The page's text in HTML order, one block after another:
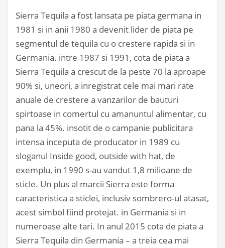
Sierra Tequila a fost lansata pe piata germana in
1981 si in anii 1980 a devenit lider de piata pe
segmentul de tequila cu o crestere rapida si in
Germania. intre 1987 si 1991, cota de piata a
Sierra Tequila a crescut de la peste 70 la aproape
90% si, uneori, a inregistrat cele mai mari rate
anuale de crestere a vanzarilor de bauturi
spirtoase in comertul cu amanuntul alimentar, cu
pana la 45%. insotit de o campanie publicitara
intensa inceputa de producator in 1989 cu
sloganul Inside good, outside with hat, de
exemplu, in 1990 s-au vandut 1,8 milioane de
sticle. Un plus al marcii Sierra este forma
caracteristica a sticlei, inclusiv sombrero-ul atasat,
acest simbol fiind protejat. in Germania si in
numeroase alte tari. In anul 2015 cota de piata a
Sierra Tequila din Germania – a treia cea mai